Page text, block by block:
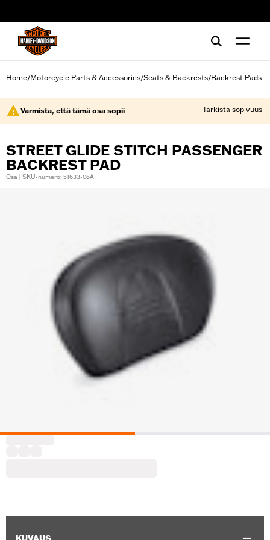
Home/Motorcycle Parts & Accessories/Seats & Backrests/Backrest Pads
Varmista, että tämä osa sopii Tarkista sopivuus
STREET GLIDE STITCH PASSENGER
BACKREST PAD
Osa | SKU-numero: 51633-06A